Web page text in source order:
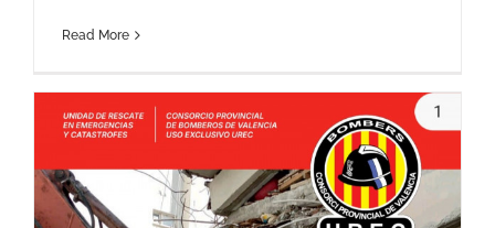
Read More